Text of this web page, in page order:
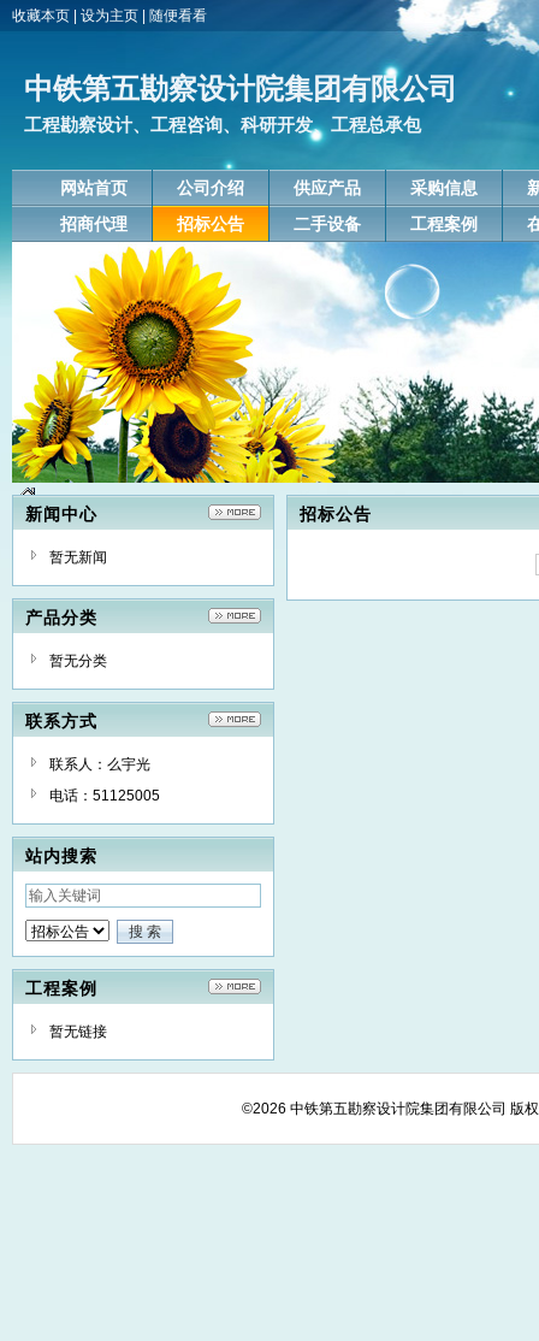
收藏本页 设为主页 随便看看
中铁第五勘察设计院集团有限公司
工程勘察设计、工程咨询、科研开发、工程总承包
网站首页 公司介绍 供应产品 采购信息
招商代理
招标公告 二手设备 工程案例
新闻中心
暂无新闻
产品分类
暂无分类
联系方式
联系人：么宇光
电话：51125005
站内搜索
工程案例
暂无链接
招标公告
©2026 中铁第五勘察设计院集团有限公司 版